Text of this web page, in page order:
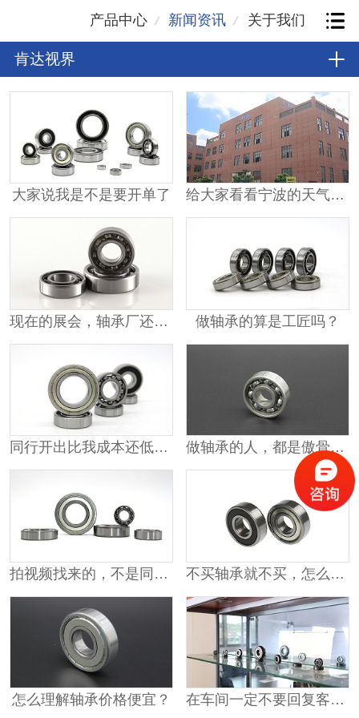
产品中心 新闻资讯 关于我们
肯达视界
大家说我是不是要开单了 给大家看看宁波的天气有多热？
现在的展会，轴承厂还要参展吗？ 做轴承的算是工匠吗？
同行开出比我成本还低的价格 做轴承的人，都是傲骨铮铮
拍视频找来的，不是同行就是供应商 不买轴承就不买，怎么能打人呢？
怎么理解轴承价格便宜？ 在车间一定不要回复客户的消息